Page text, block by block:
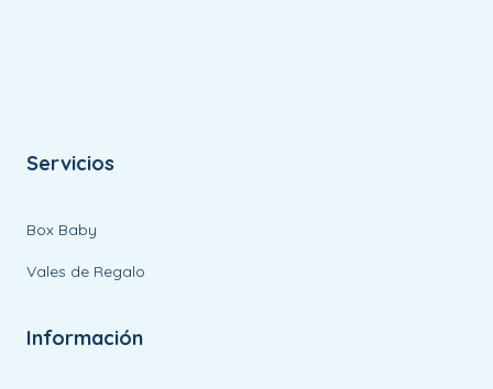
Servicios
Box Baby
Vales de Regalo
Información